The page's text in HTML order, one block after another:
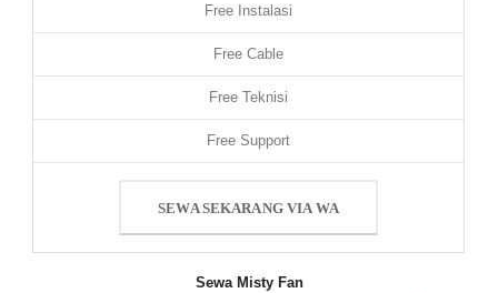
Free Instalasi
Free Cable
Free Teknisi
Free Support
SEWA SEKARANG VIA WA
Sewa Misty Fan